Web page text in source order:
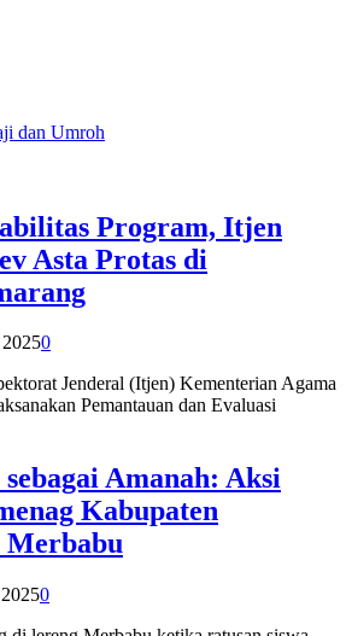
dan Umroh
Program, Itjen
Asta Protas di
0
Jenderal (Itjen) Kementerian Agama
Pemantauan dan Evaluasi
Amanah: Aksi
Kabupaten
Merbabu
0